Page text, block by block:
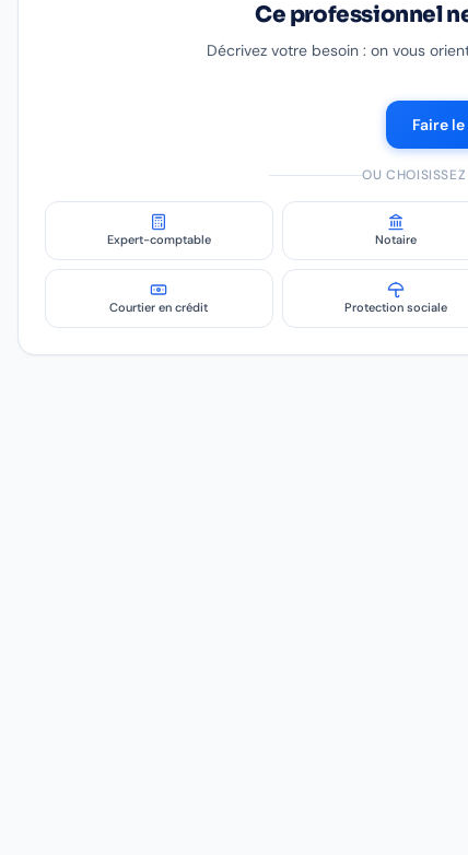
Ce professionnel
Décrivez votre besoin : on vous
Faire
OU
Expert-comptable Notaire
Courtier en crédit Protection sociale